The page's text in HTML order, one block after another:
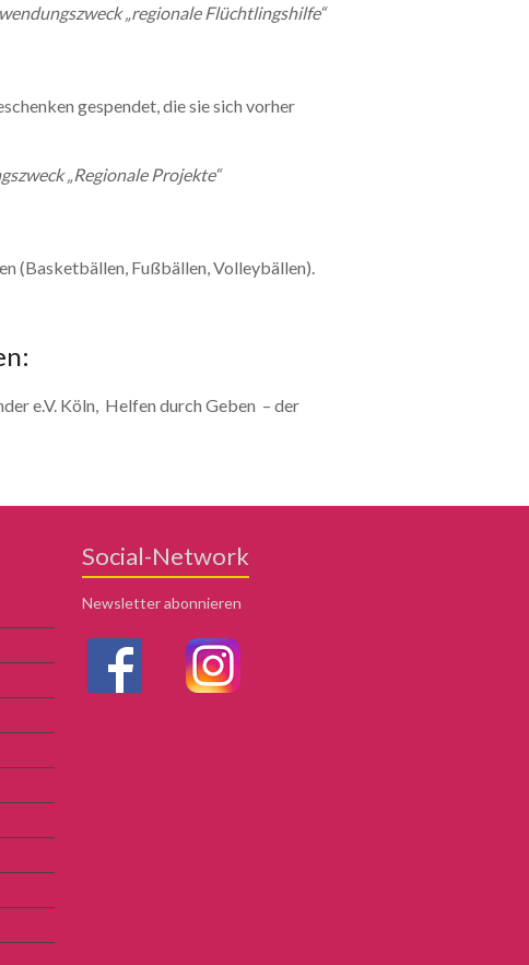
„regionale Flüchtlingshilfe“
gespendet, die sie sich vorher
„Regionale Projekte“
(Basketbällen, Fußbällen, Volleybällen).
e.V. Köln, Helfen durch Geben – der
Social-Network
Newsletter abonnieren